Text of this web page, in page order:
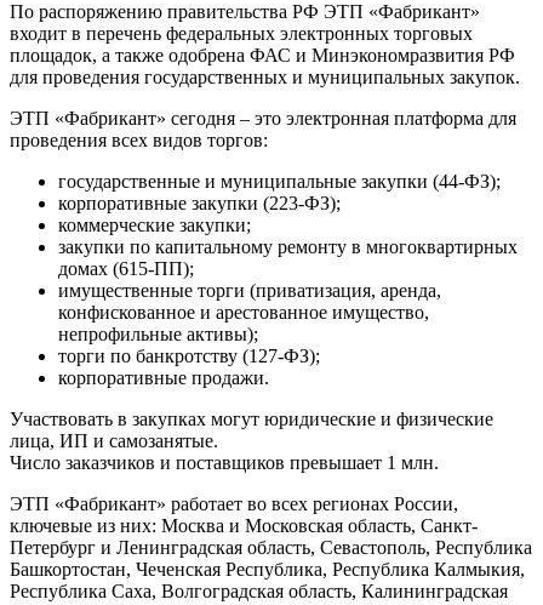
По распоряжению правительства РФ ЭТП «Фабрикант»
входит в перечень федеральных электронных торговых
площадок, а также одобрена ФАС и Минэкономразвития РФ
для проведения государственных и муниципальных закупок.
ЭТП «Фабрикант» сегодня – это электронная платформа для
проведения всех видов торгов:
государственные и муниципальные закупки (44-ФЗ);
корпоративные закупки (223-ФЗ);
коммерческие закупки;
закупки по капитальному ремонту в многоквартирных
домах (615-ПП);
имущественные торги (приватизация, аренда,
конфискованное и арестованное имущество,
непрофильные активы);
торги по банкротству (127-ФЗ);
корпоративные продажи.
Участвовать в закупках могут юридические и физические
лица, ИП и самозанятые.
Число заказчиков и поставщиков превышает 1 млн.
ЭТП «Фабрикант» работает во всех регионах России,
ключевые из них: Москва и Московская область, Санкт-
Петербург и Ленинградская область, Севастополь, Республика
Башкортостан, Чеченская Республика, Республика Калмыкия,
Республика Саха, Волгоградская область, Калининградская